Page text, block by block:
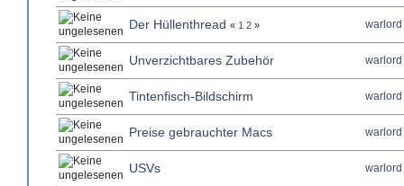
Der Hüllenthread « 1 2 » warlord
Unverzichtbares Zubehör warlord
Tintenfisch-Bildschirm warlord
Preise gebrauchter Macs warlord
USVs warlord